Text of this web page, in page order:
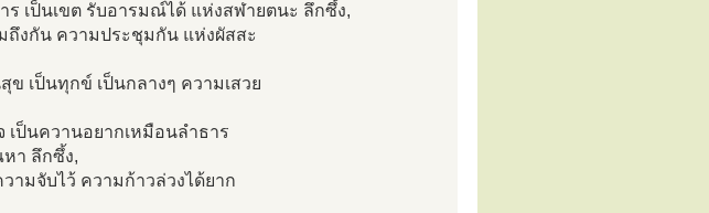
เป็นเขต รับอารมณ์ได้ แห่งสฬายตนะ ลึกซึ้ง,
งกัน ความประชุมกัน แห่งผัสสะ
เป็นทุกข์ เป็นกลางๆ ความเสวย
เป็นควานอยากเหมือนลำธาร
หา ลึกซึ้ง,
ามจับไว้ ความก้าวล่วงได้ยาก